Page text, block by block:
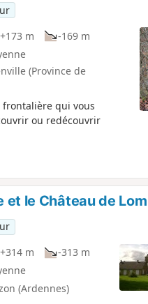
+173 m
-169 m
(Province de
qui vous
ou redécouvrir
et le Château de
+314 m
-313 m
(Ardennes)